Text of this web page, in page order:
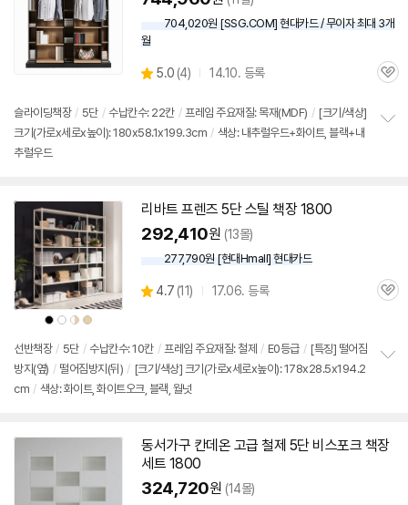
704,020원 [SSG.COM] 현대카드 / 무이자 최대 3개
월
별
5.0 (상
리
뷰
4) 14.10. 등록
관
슬라이딩책장 / 5단 / 수납칸수: 22칸 / 프레임 주요재질: 목재(MDF) / [크기/색상]
크기(가로x세로x높이): 180x58.1x199.3cm / 색상: 내추럴우드+화이트, 블랙+내
추럴우드
상
품
색
상
상
품
상
상
품
색
상
상
품
색
상
상
품
상
리바트 프렌즈 5단스틸 책장 1800
292,410원 (13몰)
277,790원 [현대Hmall] 현대카드
별
4.7 (상
뷰
11) 17.06. 등록
관
선반책장 / 5단 / 수납칸수: 10칸 / 프레임 주요재질: 철제 / E0등급 / [특징] 떨어짐
방지(옆) / 떨어짐방지(뒤) / [크기/색상] 크기(가로x세로x높이): 178x28.5x194.2
cm / 색상: 화이트, 화이트오크, 블랙, 월넛
기
동서가구 칸데온 고급 철제 5단비스포크 책장
세트 1800
324,720원 (14몰)